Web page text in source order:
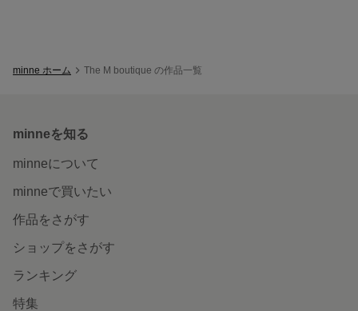
minne ホーム The M boutique の作品一覧
minneを知る
minneについて
minneで買いたい
作品をさがす
ショップをさがす
ランキング
特集